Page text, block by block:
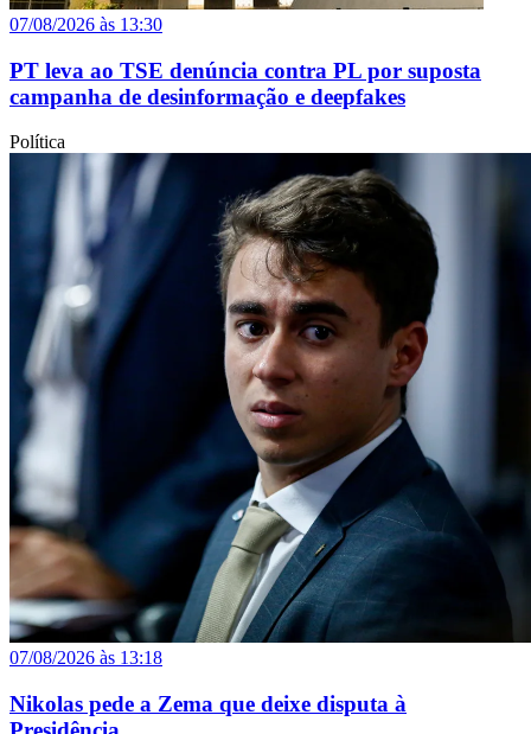
07/08/2026 às 13:30
PT leva ao TSE denúncia contra PL por suposta
campanha de desinformação e deepfakes
Política
07/08/2026 às 13:18
Nikolas pede a Zema que deixe disputa à